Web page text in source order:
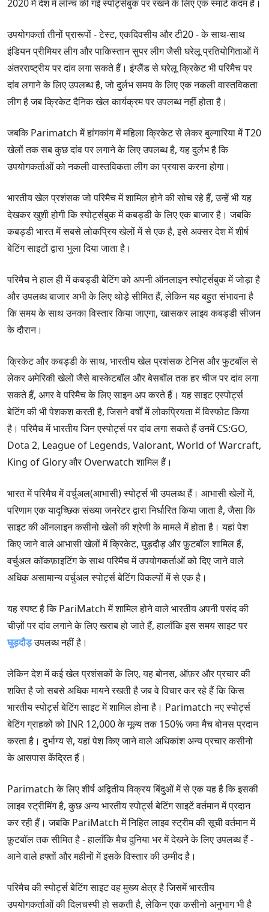
2020 में देश में लॉन्च की गई स्पोर्ट्सबुक पर रखने के लिए एक स्मार्ट कदम है।
उपयोगकर्ता तीनों प्रारूपों - टेस्ट, एकदिवसीय और टी20 - के साथ-साथ
इंडियन प्रीमियर लीग और पाकिस्तान सुपर लीग जैसी घरेलू प्रतियोगिताओं में
अंतरराष्ट्रीय पर दांव लगा सकते हैं। इंग्लैंड से घरेलू क्रिकेट भी परिमैच पर
दांव लगाने के लिए उपलब्ध है, जो दुर्लभ समय के लिए एक नकली वास्तविकता
लीग है जब क्रिकेट दैनिक खेल कार्यक्रम पर उपलब्ध नहीं होता है।
जबकि Parimatch में हांगकांग में महिला क्रिकेट से लेकर बुल्गारिया में T20
खेलों तक सब कुछ दांव पर लगाने के लिए उपलब्ध है, यह दुर्लभ है कि
उपयोगकर्ताओं को नकली वास्तविकता लीग का प्रयास करना होगा।
भारतीय खेल प्रशंसक जो परिमैच में शामिल होने की सोच रहे हैं, उन्हें भी यह
देखकर खुशी होगी कि स्पोर्ट्सबुक में कबड्डी के लिए एक बाजार है। जबकि
कबड्डी भारत में सबसे लोकप्रिय खेलों में से एक है, इसे अक्सर देश में शीर्ष
बेटिंग साइटों द्वारा भुला दिया जाता है।
परिमैच ने हाल ही में कबड्डी बेटिंग को अपनी ऑनलाइन स्पोर्ट्सबुक में जोड़ा है
और उपलब्ध बाजार अभी के लिए थोड़े सीमित हैं, लेकिन यह बहुत संभावना है
कि समय के साथ उनका विस्तार किया जाएगा, खासकर लाइव कबड्डी सीजन
के दौरान।
क्रिकेट और कबड्डी के साथ, भारतीय खेल प्रशंसक टेनिस और फुटबॉल से
लेकर अमेरिकी खेलों जैसे बास्केटबॉल और बेसबॉल तक हर चीज पर दांव लगा
सकते हैं, अगर वे परिमैच के लिए साइन अप करते हैं। यह साइट एस्पोर्ट्स
बेटिंग की भी पेशकश करती है, जिसने वर्षों में लोकप्रियता में विस्फोट किया
है। परिमैच में भारतीय जिन एस्पोर्ट्स पर दांव लगा सकते हैं उनमें CS:GO,
Dota 2, League of Legends, Valorant, World of Warcraft,
King of Glory और Overwatch शामिल हैं।
भारत में परिमैच में वर्चुअल(आभासी) स्पोर्ट्स भी उपलब्ध हैं। आभासी खेलों में,
परिणाम एक यादृच्छिक संख्या जनरेटर द्वारा निर्धारित किया जाता है, जैसा कि
साइट की ऑनलाइन कसीनो खेलों की श्रेणी के मामले में होता है। यहां पेश
किए जाने वाले आभासी खेलों में क्रिकेट, घुड़दौड़ और फ़ुटबॉल शामिल हैं,
वर्चुअल कॉकफ़ाइटिंग के साथ परिमैच में उपयोगकर्ताओं को दिए जाने वाले
अधिक असामान्य वर्चुअल स्पोर्ट्स बेटिंग विकल्पों में से एक है।
यह स्पष्ट है कि PariMatch में शामिल होने वाले भारतीय अपनी पसंद की
चीज़ों पर दांव लगाने के लिए खराब हो जाते हैं, हालाँकि इस समय साइट पर
घुड़दौड़उपलब्ध नहीं है।
लेकिन देश में कई खेल प्रशंसकों के लिए, यह बोनस, ऑफ़र और प्रचार की
शक्ति है जो सबसे अधिक मायने रखती है जब वे विचार कर रहे हैं कि किस
भारतीय स्पोर्ट्स बेटिंग साइट में शामिल होना है। Parimatch नए स्पोर्ट्स
बेटिंग ग्राहकों को INR 12,000 के मूल्य तक 150% जमा मैच बोनस प्रदान
करता है। दुर्भाग्य से, यहां पेश किए जाने वाले अधिकांश अन्य प्रचार कसीनो
के आसपास केंद्रित हैं।
Parimatch के लिए शीर्ष अद्वितीय विक्रय बिंदुओं में से एक यह है कि इसकी
लाइव स्ट्रीमिंग है, कुछ अन्य भारतीय स्पोर्ट्स बेटिंग साइटें वर्तमान में प्रदान
कर रही हैं। जबकि PariMatch में निहित लाइव स्ट्रीम की सूची वर्तमान में
फ़ुटबॉल तक सीमित है - हालाँकि मैच दुनिया भर में देखने के लिए उपलब्ध हैं -
आने वाले हफ्तों और महीनों में इसके विस्तार की उम्मीद है।
परिमैच की स्पोर्ट्स बेटिंग साइट वह मुख्य क्षेत्र है जिसमें भारतीय
उपयोगकर्ताओं की दिलचस्पी हो सकती है, लेकिन एक कसीनो अनुभाग भी है